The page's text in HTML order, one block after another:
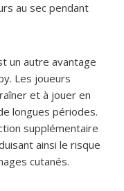
au sec pendant
un autre avantage
Les joueurs
et à jouer en
longues périodes.
supplémentaire
ainsi le risque
cutanés.